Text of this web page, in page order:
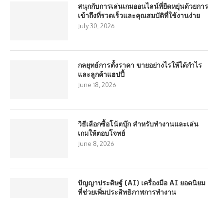
สนุกกับการเล่นเกมออนไลน์ที่ยืดหยุ่นด้วยการ
เข้าถึงที่รวดเร็วและคุณสมบัติที่ใช้งานง่าย
July 30, 2026
กลยุทธ์การตั้งราคา ขายอย่างไรให้ได้กำไร
และลูกค้าแฮปปี้
June 18, 2026
วิธีเลือกซื้อโน้ตบุ๊ก สำหรับทำงานและเล่น
เกมให้ตอบโจทย์
June 8, 2026
ปัญญาประดิษฐ์ (AI) เครื่องมือ AI ยอดนิยม
ที่ช่วยเพิ่มประสิทธิภาพการทำงาน